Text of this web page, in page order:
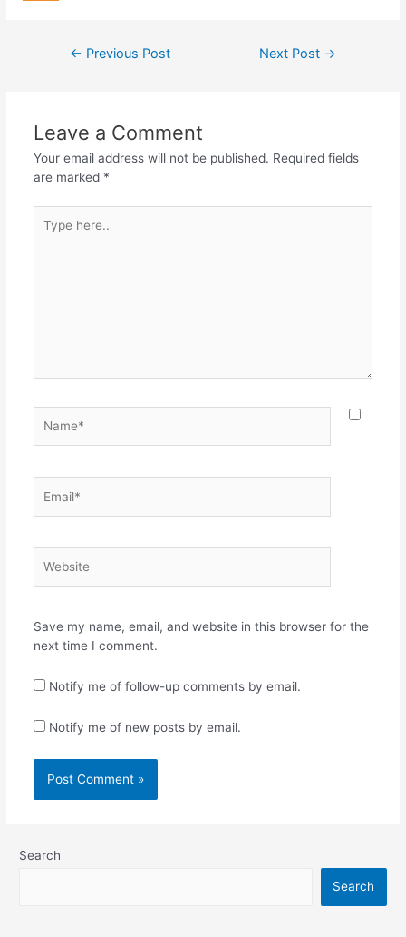
← Previous Post Next Post →
Leave a Comment
Your email address will not be published. Required fields
are marked *
here..
Save my name, email, and website in this browser for the
next time I comment.
Notify me of follow-up comments by email.
Notify me of new posts by email.
Search
Search